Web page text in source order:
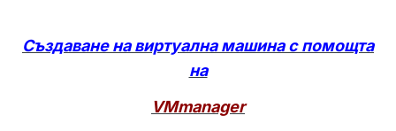
Създаване на виртуална машина с помощта
на
VMmanager